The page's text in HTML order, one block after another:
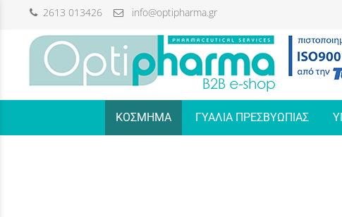
2613 013426 info@optipharma.gr
ΚΟΣΜΗΜΑ ΓΥΑΛΙΑ ΠΡΕΣΒΥΩΠΙΑΣ